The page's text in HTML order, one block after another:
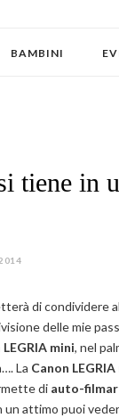
BAMBINI
tiene in
di condividere
delle mie
LEGRIA mini, nel
La Canon
di auto-
un attimo puoi